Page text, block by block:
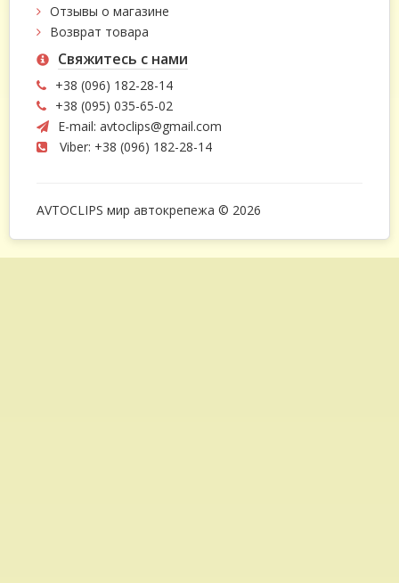
Отзывы о магазине
Возврат товара
Свяжитесь с нами
+38 (096) 182-28-14
+38 (095) 035-65-02
E-mail: avtoclips@gmail.com
Viber: +38 (096) 182-28-14
AVTOCLIPS мир автокрепежа © 2026